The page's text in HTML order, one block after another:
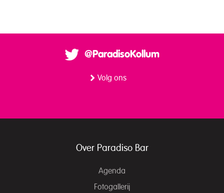
@ParadisoKollum
Volg ons
Over Paradiso Bar
Agenda
Fotogallerij